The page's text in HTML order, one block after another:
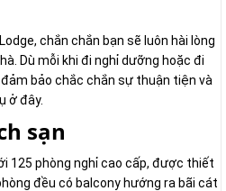
chắn chắn bạn sẽ luôn hài lòng
Dù mỗi khi đi nghỉ dưỡng hoặc đi
bảo chắc chắn sự thuận tiện và
ở đây.
sạn
125 phòng nghỉ cao cấp, được thiết
đều có balcony hướng ra bãi cát